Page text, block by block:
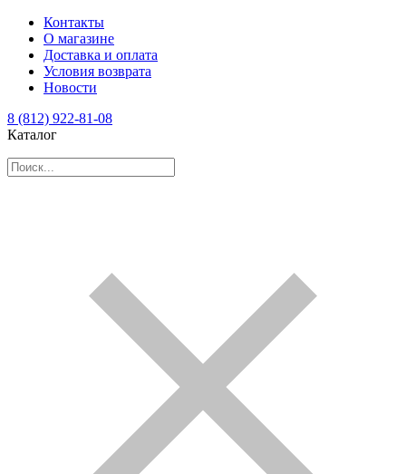
Контакты
О магазине
Доставка и оплата
Условия возврата
Новости
8 (812) 922-81-08
Каталог